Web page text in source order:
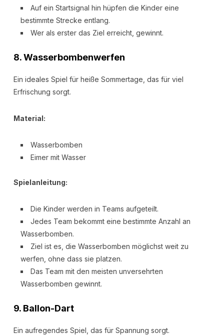
Auf ein Startsignal hin hüpfen die Kinder eine
bestimmte Strecke entlang.
Wer als erster das Ziel erreicht, gewinnt.
8.Wasserbombenwerfen
Ein ideales Spiel für heiße Sommertage, das für viel
Erfrischung sorgt.
Material:
Wasserbomben
Eimer mit Wasser
Spielanleitung:
Die Kinder werden in Teams aufgeteilt.
Jedes Team bekommt eine bestimmte Anzahl an
Wasserbomben.
Ziel ist es, die Wasserbomben möglichst weit zu
werfen, ohne dass sie platzen.
Das Team mit den meisten unversehrten
Wasserbomben gewinnt.
9. Ballon-Dart
Ein aufregendes Spiel, das für Spannung sorgt.